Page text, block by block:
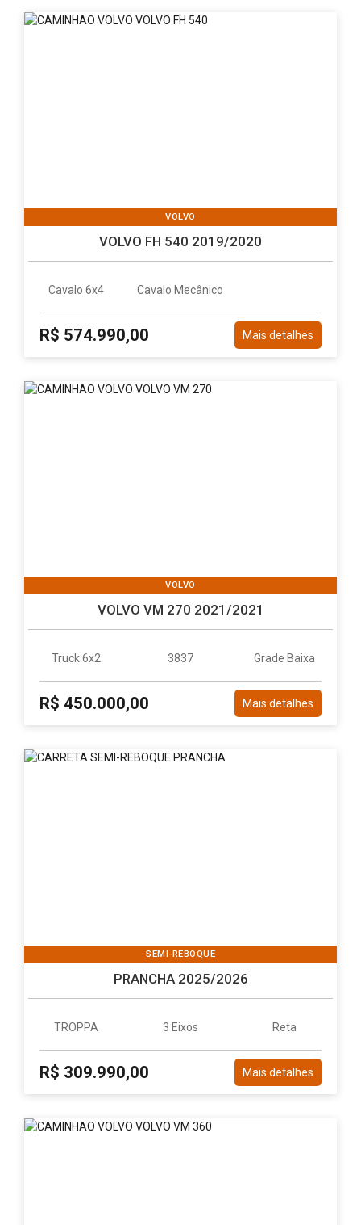
VOLVO
VOLVO FH 540 2019/2020
Cavalo 6x4 Cavalo Mecânico
R$ 574.990,00 Mais detalhes
VOLVO
VOLVO VM 270 2021/2021
Truck 6x2 3837 Grade Baixa
R$ 450.000,00 Mais detalhes
SEMI-REBOQUE
PRANCHA 2025/2026
TROPPA 3 Eixos Reta
R$ 309.990,00 Mais detalhes